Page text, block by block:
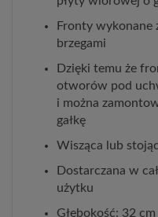
Fronty wykonane
brzegami
Dzięki temu że
otworów pod
i można
gałkę
Wisząca lub
Dostarczana w
użytku
Głębokość: 32 cm